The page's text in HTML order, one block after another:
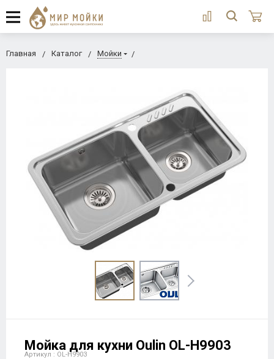
Главная Каталог Мойки
Мойка для кухни Oulin OL-H9903
Артикул : OL-H9903